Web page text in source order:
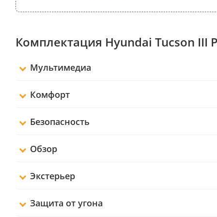
Комплектация Hyundai Tucson III
Мультимедиа
Комфорт
Безопасность
Обзор
Экстерьер
Защита от угона